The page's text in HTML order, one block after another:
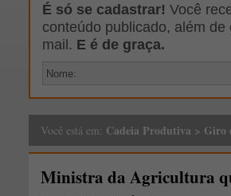
É só se cadastrar! Você
conteúdo publicado, além
mail. E é de graça.
Você está em: Cadeia Produtiva > Giro
Ministra da Agricultura